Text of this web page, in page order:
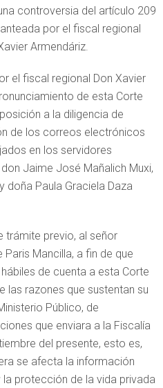
controversia del artículo 209
por el fiscal regional
Armendáriz.
el fiscal regional Don Xavier
de esta Corte
a la diligencia de
de los correos electrónicos
en los servidores
Jaime José Mañalich Muxi,
doña Paula Graciela Daza
trámite previo, al señor
Paris Mancilla, a fin de que
de cuenta a esta Corte
las razones que sustentan su
Público, de
que enviara a la Fiscalía
del presente, esto es,
se afecta la información
protección de la vida privada